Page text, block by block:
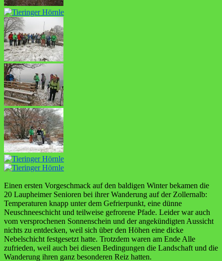
Einen ersten Vorgeschmack auf den baldigen Winter bekamen die
20 Laupheimer Senioren bei ihrer Wanderung auf der Zollernalb:
Temperaturen knapp unter dem Gefrierpunkt, eine dünne
Neuschneeschicht und teilweise gefrorene Pfade. Leider war auch
vom versprochenen Sonnenschein und der angekündigten Aussicht
nichts zu entdecken, weil sich über den Höhen eine dicke
Nebelschicht festgesetzt hatte. Trotzdem waren am Ende Alle
zufrieden, weil auch bei diesen Bedingungen die Landschaft und die
Wanderung ihren ganz besonderen Reiz hatten.